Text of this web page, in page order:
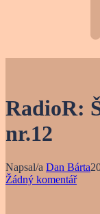
RadioR:
nr.12
Napsal/a Dan Bárta
Žádný komentář